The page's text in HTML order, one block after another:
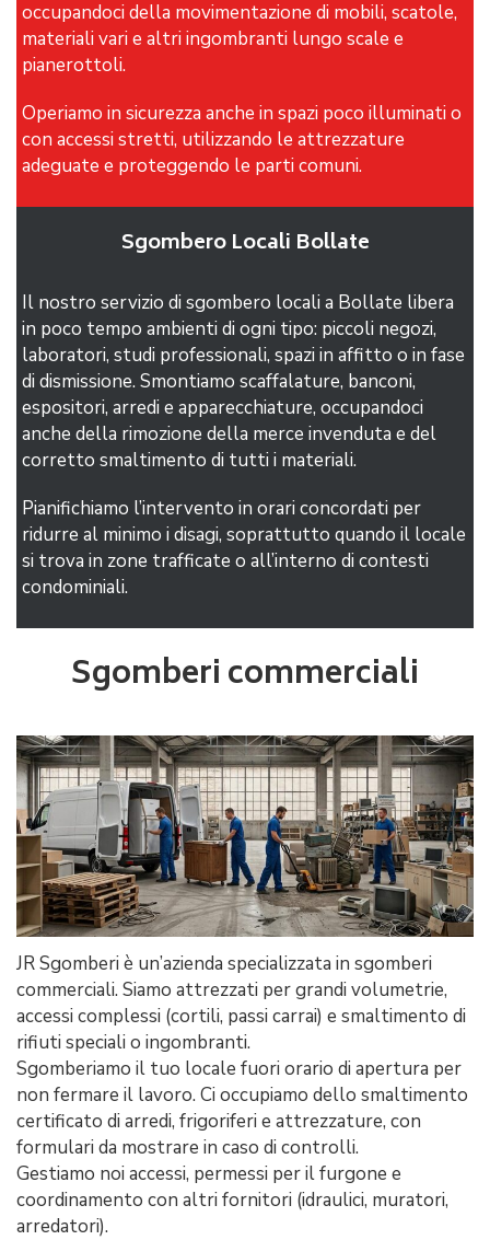
occupandoci della movimentazione di mobili, scatole,
materiali vari e altri ingombranti lungo scale e
pianerottoli.
Operiamo in sicurezza anche in spazi poco illuminati o
con accessi stretti, utilizzando le attrezzature
adeguate e proteggendo le parti comuni.
Sgombero Locali Bollate
Il nostro servizio di sgombero locali a Bollate libera
in poco tempo ambienti di ogni tipo: piccoli negozi,
laboratori, studi professionali, spazi in affitto o in fase
di dismissione. Smontiamo scaffalature, banconi,
espositori, arredi e apparecchiature, occupandoci
anche della rimozione della merce invenduta e del
corretto smaltimento di tutti i materiali.
Pianifichiamo l’intervento in orari concordati per
ridurre al minimo i disagi, soprattutto quando il locale
si trova in zone trafficate o all’interno di contesti
condominiali.
Sgomberi commerciali
JR Sgomberi è un’azienda specializzata in sgomberi
commerciali. Siamo attrezzati per grandi volumetrie,
accessi complessi (cortili, passi carrai) e smaltimento di
rifiuti speciali o ingombranti.
Sgomberiamo il tuo locale fuori orario di apertura per
non fermare il lavoro. Ci occupiamo dello smaltimento
certificato di arredi, frigoriferi e attrezzature, con
formulari da mostrare in caso di controlli.
​​Gestiamo noi accessi, permessi per il furgone e
coordinamento con altri fornitori (idraulici, muratori,
arredatori).